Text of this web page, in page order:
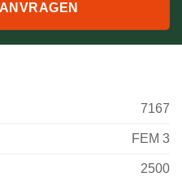
7167
FEM 3
2500